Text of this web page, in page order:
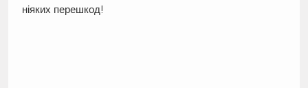
ніяких перешкод!